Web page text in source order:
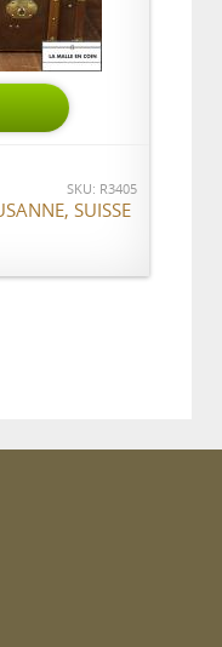
SKU: R3405
SUISSE